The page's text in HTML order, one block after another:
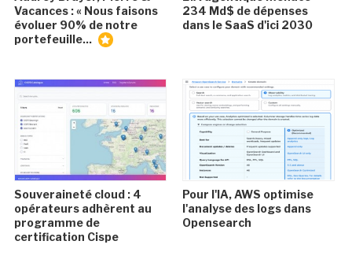
Vacances : « Nous faisons
évoluer 90% de notre
portefeuille...
234 Md$ de dépenses
dans le SaaS d'ici 2030
Souveraineté cloud : 4
opérateurs adhèrent au
programme de
certification Cispe
Pour l'IA, AWS optimise
l'analyse des logs dans
Opensearch